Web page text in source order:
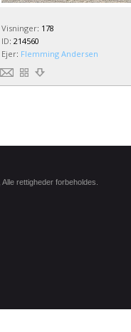
Visninger: 178
ID: 214560
Ejer: Flemming Andersen
, Alle rettigheder forbeholdes.